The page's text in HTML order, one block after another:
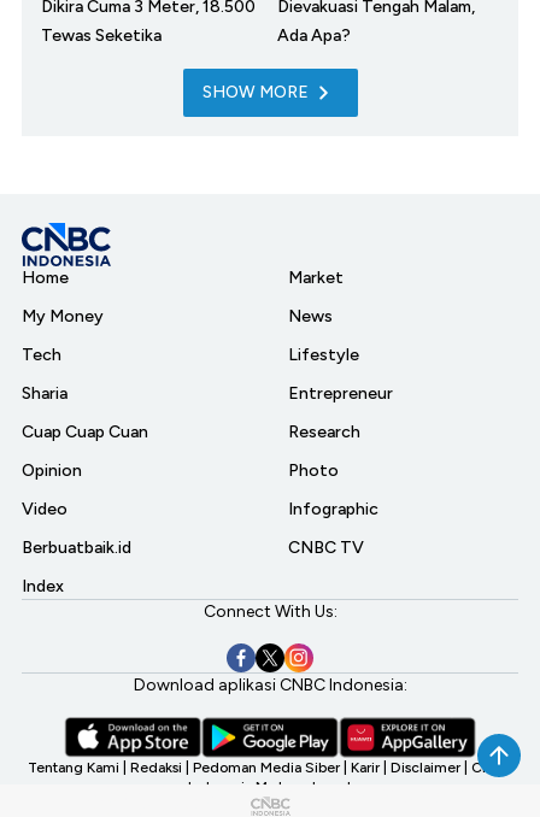
Dikira Cuma 3 Meter, 18.500
Tewas Seketika
Dievakuasi Tengah Malam,
Ada Apa?
SHOW MORE
Home
My Money
Tech
Sharia
Cuap Cuap Cuan
Opinion
Video
Berbuatbaik.id
Index
Market
News
Lifestyle
Entrepreneur
Research
Photo
Infographic
CNBC TV
Connect With Us:
Download aplikasi CNBC Indonesia:
Tentang Kami Redaksi Pedoman Media Siber Karir Disclaimer CNBC
Indonesia My Investment
©2026 CNBC Indonesia, A Transmedia Company